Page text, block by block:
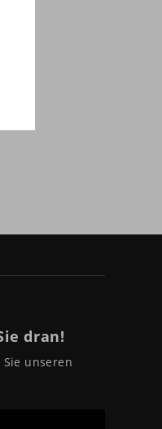
dran!
unseren